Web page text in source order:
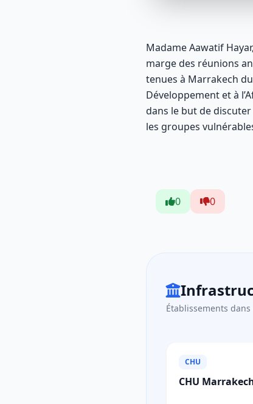
Madame Aawatif
marge des réunions
tenues à Marrakech
Développement et à
dans le but de
les groupes
0 0
Établissements
CHU
CHU